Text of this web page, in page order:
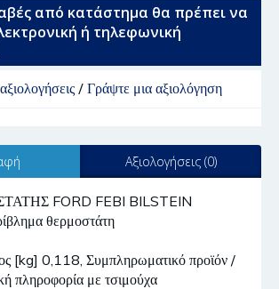
από κατάστημα θα πρέπει να
ή τηλεφωνική
/ Γράψτε μια αξιολόγηση
Αξιολογήσεις (0)
FORD FEBI BILSTEIN
θερμοστάτη
[kg] 0,118, Συμπληρωματικό προϊόν /
πληροφορία με τσιμούχα